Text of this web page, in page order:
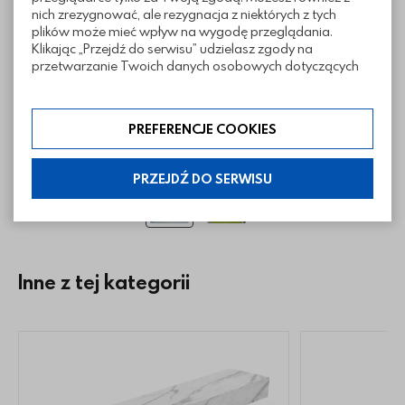
nich zrezygnować, ale rezygnacja z niektórych z tych
plików może mieć wpływ na wygodę przeglądania.
Klikając „Przejdź do serwisu” udzielasz zgody na
przetwarzanie Twoich danych osobowych dotyczących
zakres klikając w „Preferencje cookies”. W każdej chwili
możesz modyfikować udzielone zgody w zakładce:
informacje i regulaminy — ustawienia cookies.
PREFERENCJE COOKIES
PRZEJDŹ DO SERWISU
Inne z tej kategorii